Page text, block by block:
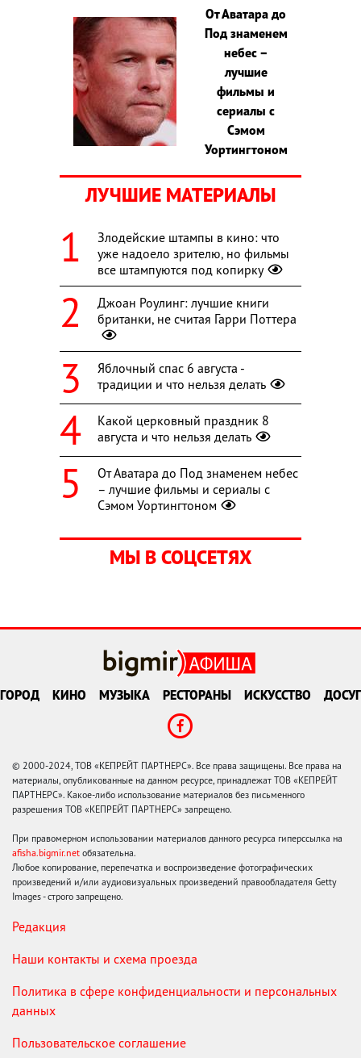
От Аватара до
Под знаменем
небес –
лучшие
фильмы и
сериалы с
Сэмом
Уортингтоном
ЛУЧШИЕ МАТЕРИАЛЫ
Злодейские штампы в кино: что
уже надоело зрителю, но фильмы
все штампуются под копирку
Джоан Роулинг: лучшие книги
британки, не считая Гарри Поттера
Яблочный спас 6 августа -
традиции и что нельзя делать
Какой церковный праздник 8
августа и что нельзя делать
От Аватара до Под знаменем небес
– лучшие фильмы и сериалы с
Сэмом Уортингтоном
МЫ В СОЦСЕТЯХ
ГОРОД КИНО МУЗЫКА РЕСТОРАНЫ ИСКУССТВО ДОСУГ
© 2000-2024, ТОВ «КЕПРЕЙТ ПАРТНЕРС». Все права защищены. Все права на
материалы, опубликованные на данном ресурсе, принадлежат ТОВ «КЕПРЕЙТ
ПАРТНЕРС». Какое-либо использование материалов без письменного
разрешения ТОВ «КЕПРЕЙТ ПАРТНЕРС» запрещено.
При правомерном использовании материалов данного ресурса гиперссылка на
afisha.bigmir.net обязательна.
Любое копирование, перепечатка и воспроизведение фотографических
произведений и/или аудиовизуальных произведений правообладателя Getty
Images - строго запрещено.
Редакция
Наши контакты и схема проезда
Политика в сфере конфиденциальности и персональных
данных
Пользовательское соглашение